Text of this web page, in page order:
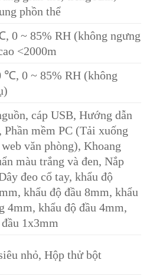
phồn thể
0 ~ 85% RH (không ngưng
<2000m
℃, 0 ~ 85% RH (không
cáp USB, Hướng dẫn
Phần mềm PC (Tải xuống
văn phòng), Khoang
màu trắng và đen, Nắp
đeo cổ tay, khẩu độ
khẩu độ đầu 8mm, khẩu
4mm, khẩu độ đầu 4mm,
1x3mm
nhỏ, Hộp thử bột